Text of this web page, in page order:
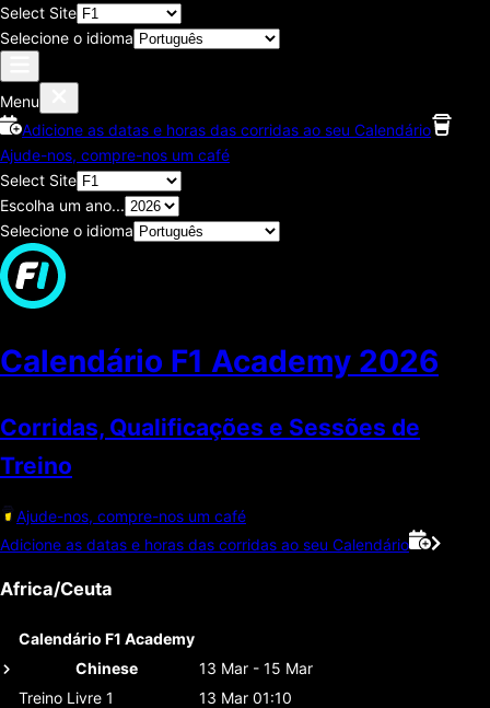
Select Site
Selecione o idioma
Menu
Adicione as datas e horas das corridas ao seu Calendário
Ajude-nos, compre-nos um café
Select Site
Escolha um ano...
Selecione o idioma
Calendário F1 Academy 2026
Corridas, Qualificações e Sessões de
Treino
Ajude-nos, compre-nos um café
Adicione as datas e horas das corridas ao seu Calendário
Africa/Ceuta
Calendário F1 Academy
Chinese
13 Mar - 15 Mar
Treino Livre 1
13 Mar 01:10